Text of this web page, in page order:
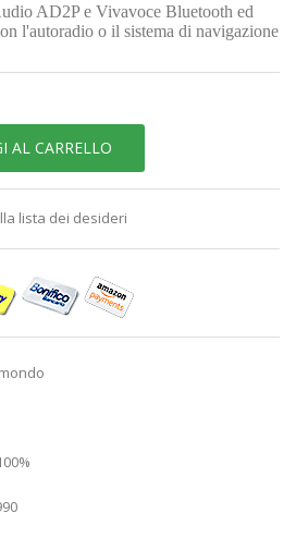
AD2P e Vivavoce Bluetooth ed
l'autoradio o il sistema di navigazione
AL CARRELLO
lista dei desideri